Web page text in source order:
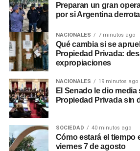
Preparan un gran
por si Argentina
NACIONALES 7 minutos ago
Qué cambia si se
Propiedad Privada:
expropiaciones
NACIONALES 19 minutos ago
El Senado le dio
Propiedad Privada sin
SOCIEDAD 40 minutos ago
Cómo estará el tiempo
viernes 7 de agosto